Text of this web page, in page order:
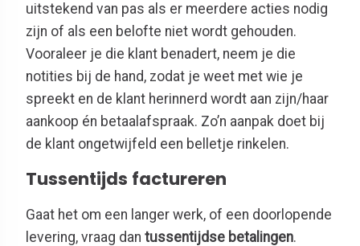
uitstekend van pas als er meerdere acties nodig
zijn of als een belofte niet wordt gehouden.
Vooraleer je die klant benadert, neem je die
notities bij de hand, zodat je weet met wie je
spreekt en de klant herinnerd wordt aan zijn/haar
aankoop én betaalafspraak. Zo’n aanpak doet bij
de klant ongetwijfeld een belletje rinkelen.
Tussentijds factureren
Gaat het om een langer werk, of een doorlopende
levering, vraag dan tussentijdse betalingen.